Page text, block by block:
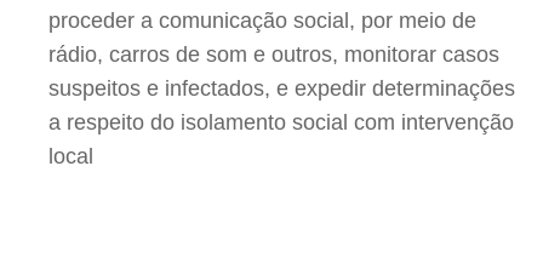
proceder a comunicação social, por meio de
rádio, carros de som e outros, monitorar casos
suspeitos e infectados, e expedir determinações
a respeito do isolamento social com intervenção
local